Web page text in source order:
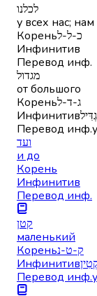
לכלנו
у всех нас;
Кореньכ-ל-ל
Инфинитив
Перевод инф.
מגדול
от большого
Кореньג-ד-ל
Инфинитив
Перевод инф.
ועד
и до
Корень
Инфинитив
Перевод инф.
קטן
маленький
Кореньק-ט-נ
Инфинитив
Перевод инф.